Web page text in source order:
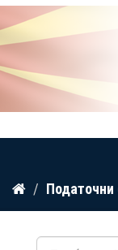
Прескокнете
содржина
Податочни